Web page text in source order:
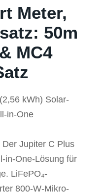
Meter,
50m
MC4
kWh) Solar-
in-One
Jupiter C Plus
in-One-Lösung für
LiFePO₄-
800-W-Mikro-